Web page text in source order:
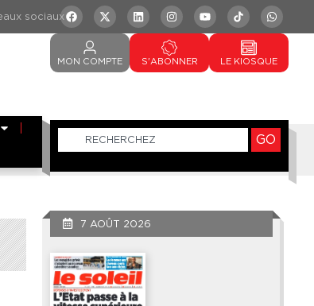
MON COMPTE S'ABONNER LE KIOSQUE
GO
7 AOÛT 2026